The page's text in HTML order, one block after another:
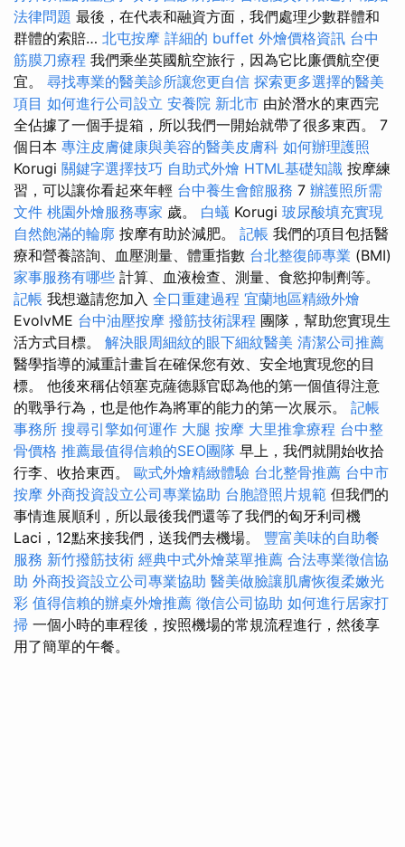
法律問題 最後，在代表和融資方面，我們處理少數群體和
群體的索賠… 北屯按摩 詳細的 buffet 外燴價格資訊 台中
筋膜刀療程 我們乘坐英國航空旅行，因為它比廉價航空便
宜。 尋找專業的醫美診所讓您更自信 探索更多選擇的醫美
項目 如何進行公司設立 安養院 新北市 由於潛水的東西完
全佔據了一個手提箱，所以我們一開始就帶了很多東西。 7
個日本 專注皮膚健康與美容的醫美皮膚科 如何辦理護照
Korugi 關鍵字選擇技巧 自助式外燴 HTML基礎知識 按摩練
習，可以讓你看起來年輕 台中養生會館服務 7 辦護照所需
文件 桃園外燴服務專家 歲。 白蟻 Korugi 玻尿酸填充實現
自然飽滿的輪廓 按摩有助於減肥。 記帳 我們的項目包括醫
療和營養諮詢、血壓測量、體重指數 台北整復師專業 (BMI)
家事服務有哪些 計算、血液檢查、測量、食慾抑制劑等。
記帳 我想邀請您加入 全口重建過程 宜蘭地區精緻外燴
EvolvME 台中油壓按摩 撥筋技術課程 團隊，幫助您實現生
活方式目標。 解決眼周細紋的眼下細紋醫美 清潔公司推薦
醫學指導的減重計畫旨在確保您有效、安全地實現您的目
標。 他後來稱佔領塞克薩德縣官邸為他的第一個值得注意
的戰爭行為，也是他作為將軍的能力的第一次展示。 記帳
事務所 搜尋引擎如何運作 大腿 按摩 大里推拿療程 台中整
骨價格 推薦最值得信賴的SEO團隊 早上，我們就開始收拾
行李、收拾東西。 歐式外燴精緻體驗 台北整骨推薦 台中市
按摩 外商投資設立公司專業協助 台胞證照片規範 但我們的
事情進展順利，所以最後我們還等了我們的匈牙利司機
Laci，12點來接我們，送我們去機場。 豐富美味的自助餐
服務 新竹撥筋技術 經典中式外燴菜單推薦 合法專業徵信協
助 外商投資設立公司專業協助 醫美做臉讓肌膚恢復柔嫩光
彩 值得信賴的辦桌外燴推薦 徵信公司協助 如何進行居家打
掃 一個小時的車程後，按照機場的常規流程進行，然後享
用了簡單的午餐。